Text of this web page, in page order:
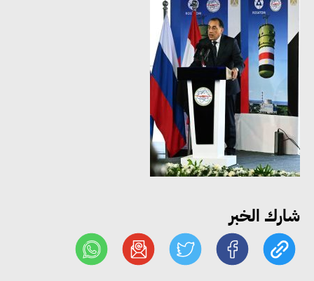
شارك الخبر
مجلس الوزراء: تراجع معدل
الربع الثاني من 2026
وزير الصناعة يبحث مع البرازيل و
الصين تعزيز الشراكات الصناعية
وجذب استثمارات جديدة إلى مصر
رغبات المرحلة الأولى.. والوزارة تدعو
الطلاب إلى سرعة التسجيل وعدم